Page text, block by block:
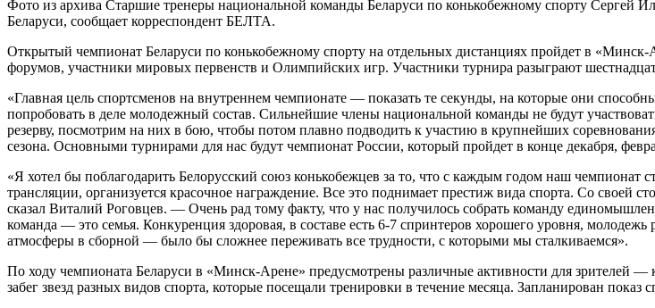
Фото из архива Старшие тренеры национальной команды Беларуси по конькобежному спорту Сергей
Беларуси, сообщает корреспондент БЕЛТА.
Открытый чемпионат Беларуси по конькобежному спорту на отдельных дистанциях пройдет в
форумов, участники мировых первенств и Олимпийских игр. Участники турнира разыграют
«Главная цель спортсменов на внутреннем чемпионате — показать те секунды, на которые они
попробовать в деле молодежный состав. Сильнейшие члены национальной команды не будут
резерву, посмотрим на них в бою, чтобы потом плавно подводить к участию в крупнейших
сезона. Основными турнирами для нас будут чемпионат России, который пройдет в конце декабря,
«Я хотел бы поблагодарить Белорусский союз конькобежцев за то, что с каждым годом наш чемпионат
трансляции, организуется красочное награждение. Все это поднимает престиж вида спорта. Со
сказал Виталий Роговцев. — Очень рад тому факту, что у нас получилось собрать команду
команда — это семья. Конкуренция здоровая, в составе есть 6-7 спринтеров хорошего уровня,
атмосферы в сборной — было бы сложнее переживать все трудности, с которыми мы сталкиваемся».
По ходу чемпионата Беларуси в «Минск-Арене» предусмотрены различные активности для зрителей —
забег звезд разных видов спорта, которые посещали тренировки в течение месяца. Запланирован